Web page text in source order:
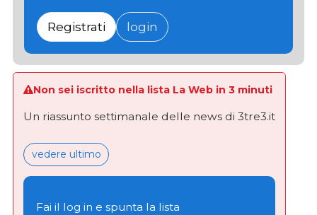
Registrati login
Non sei iscritto nella lista La Web in 3 minuti
Un riassunto settimanale delle news di 3tre3.it
vedere ultimo
Fai il log in e spunta la lista